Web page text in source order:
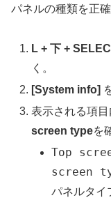
パネルの種類を正
L + 下 +
く。
[System info]
表示される項
screen typeを
Top
screen
パネルタイ